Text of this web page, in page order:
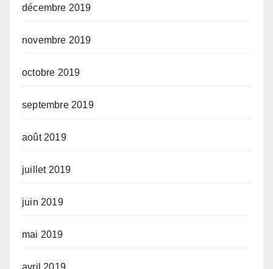
décembre 2019
novembre 2019
octobre 2019
septembre 2019
août 2019
juillet 2019
juin 2019
mai 2019